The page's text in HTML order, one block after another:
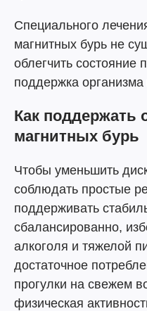
Специального
магнитных бурь не
облегчить состояние
поддержка
Как поддержать
магнитных бурь
Чтобы уменьшить
соблюдать простые
поддерживать
сбалансированно,
алкоголя и тяжелой
достаточное
прогулки на свежем
физическая